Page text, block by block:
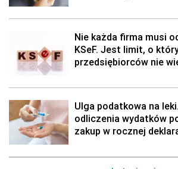
Nie każda firma musi
KSeF. Jest limit, o
przedsiębiorców nie
Ulga podatkowa na
odliczenia wydatków
zakup w rocznej